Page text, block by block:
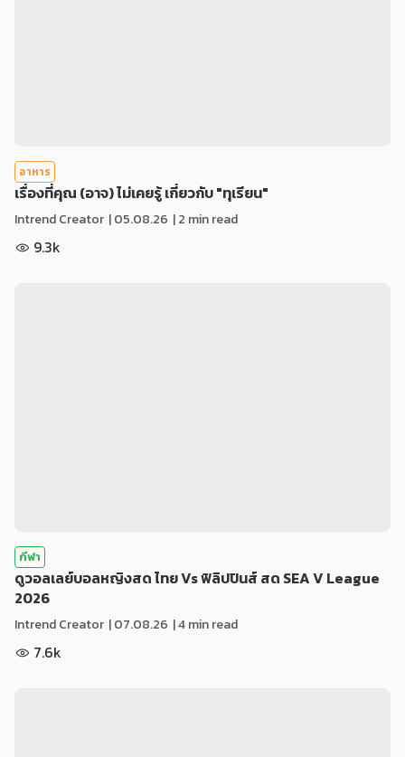
อาหาร
เรื่องที่คุณ (อาจ) ไม่เคยรู้ เกี่ยวกับ "ทุเรียน"
Intrend Creator |05.08.26 | 2 min read
9.3k
กีฬา
ดูวอลเลย์บอลหญิงสด ไทย Vs ฟิลิปปินส์ สด SEA V League
2026
Intrend Creator |07.08.26 | 4 min read
7.6k